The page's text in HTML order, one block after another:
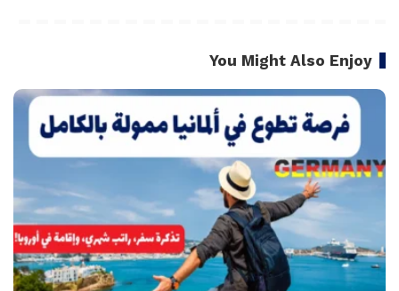
You Might Also Enjoy